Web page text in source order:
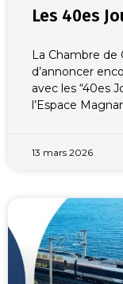
Les 40es
La Chambre
d’annoncer
avec les “40es
l’Espace
13 mars 2026